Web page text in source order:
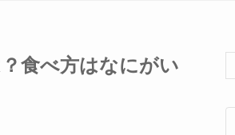
食べ方はなにがい